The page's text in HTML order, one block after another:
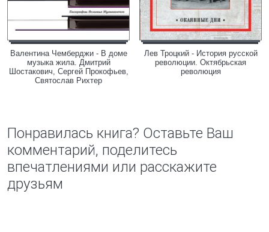
Валентина Чемберджи - В доме
музыка жила. Дмитрий
Шостакович, Сергей Прокофьев,
Святослав Рихтер
Лев Троцкий - История русской
революции. Октябрьская
революция
Понравилась книга? Оставьте Ваш
комментарий, поделитесь
впечатлениями или расскажите
друзьям